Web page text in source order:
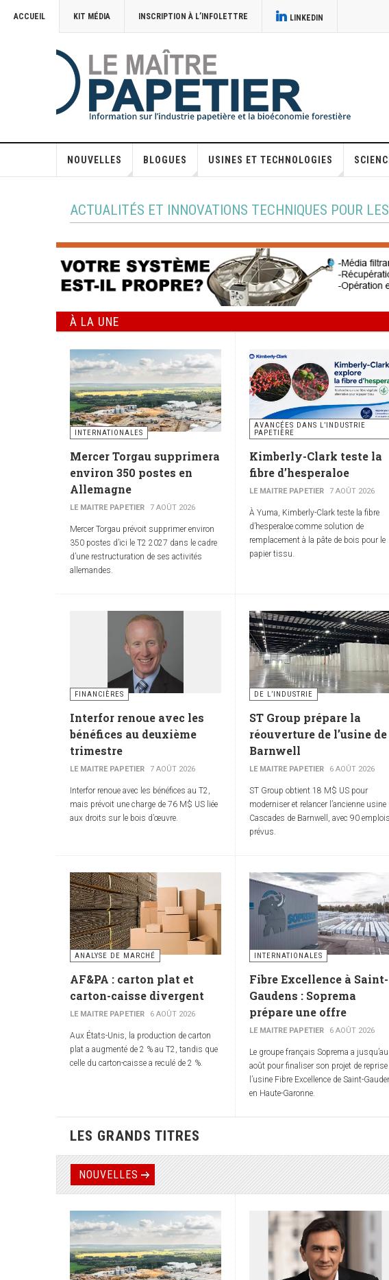
ACCUEIL KIT MÉDIA INSCRIPTION À L’INFOLETTRE LINKEDIN
NOUVELLES BLOGUES USINES ET TECHNOLOGIES
ACTUALITÉS ET INNOVATIONS TECHNIQUES POUR
À LA UNE
INTERNATIONALES
Mercer Torgau supprimera
environ 350 postes en
Allemagne
LE MAITRE PAPETIER 7 AOÛT 2026
Mercer Torgau prévoit supprimer environ
350 postes d’ici le T2 2027 dans le cadre
d’une restructuration de ses activités
allemandes.
AVANCÉES DANS L’INDUSTRIE
PAPETIÈRE
Kimberly-Clark teste la
fibre d’hesperaloe
LE MAITRE PAPETIER 7 AOÛT 2026
À Yuma, Kimberly-Clark teste la fibre
d’hesperaloe comme solution de
remplacement à la pâte de bois pour le
papier tissu.
FINANCIÈRES
Interfor renoue avec les
bénéfices au deuxième
trimestre
LE MAITRE PAPETIER 7 AOÛT 2026
Interfor renoue avec les bénéfices au T2,
mais prévoit une charge de 76 M$ US liée
aux droits sur le bois d’œuvre.
DE L’INDUSTRIE
ST Group prépare la
réouverture de l’usine de
Barnwell
LE MAITRE PAPETIER 6 AOÛT 2026
ST Group obtient 18 M$ US pour
moderniser et relancer l’ancienne usine
Cascades de Barnwell, avec 90 emplois
prévus.
ANALYSE DE MARCHÉ
AF&PA : carton plat et
carton-caisse divergent
LE MAITRE PAPETIER 6 AOÛT 2026
Aux États-Unis, la production de carton
plat a augmenté de 2 % au T2, tandis que
celle du carton-caisse a reculé de 2 %.
INTERNATIONALES
Fibre Excellence à Saint-
Gaudens : Soprema
prépare une offre
LE MAITRE PAPETIER 6 AOÛT 2026
Le groupe français Soprema a
août pour finaliser son projet de reprise
l’usine Fibre Excellence de Saint-
en Haute-Garonne.
LES GRANDS TITRES
NOUVELLES